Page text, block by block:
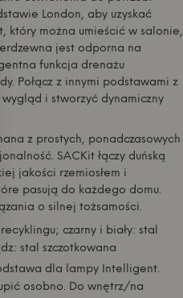
London, aby uzyskać
który można umieścić w salonie,
jest odporna na
funkcja drenażu
Połącz z innymi podstawami z
i stworzyć dynamiczny
z prostych, ponadczasowych
SACKitłączy duńską
jakości rzemiosłem i
pasują do każdego domu.
o silnej tożsamości.
czarny i biały: stal
stal szczotkowana
dla lampy Intelligent.
osobno. Do wnętrz/na